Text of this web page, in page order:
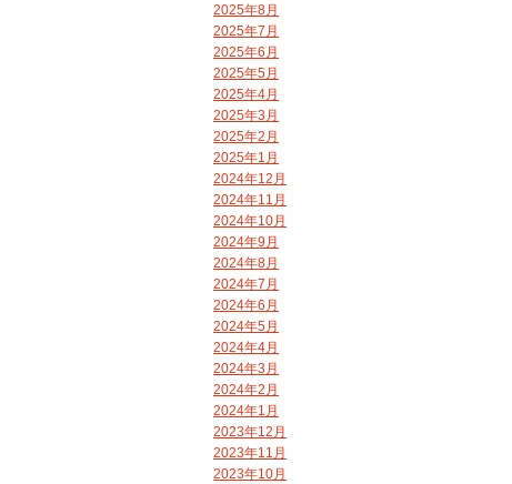
2025年8月
2025年7月
2025年6月
2025年5月
2025年4月
2025年3月
2025年2月
2025年1月
2024年12月
2024年11月
2024年10月
2024年9月
2024年8月
2024年7月
2024年6月
2024年5月
2024年4月
2024年3月
2024年2月
2024年1月
2023年12月
2023年11月
2023年10月